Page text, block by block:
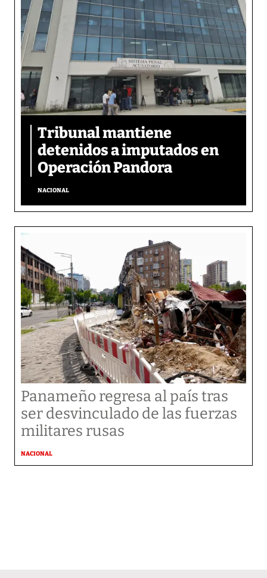
Tribunal mantiene
detenidos a imputados en
Operación Pandora
NACIONAL
Panameño regresa al país tras
ser desvinculado de las fuerzas
militares rusas
NACIONAL